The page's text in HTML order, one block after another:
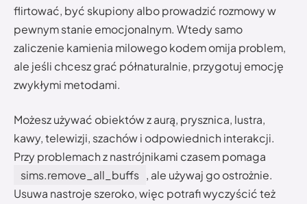
flirtować, być skupiony albo prowadzić rozmowy w
pewnym stanie emocjonalnym. Wtedy samo
zaliczenie kamienia milowego kodem omija problem,
ale jeśli chcesz grać półnaturalnie, przygotuj emocję
zwykłymi metodami.
Możesz używać obiektów z aurą, prysznica, lustra,
kawy, telewizji, szachów i odpowiednich interakcji.
Przy problemach z nastrójnikami czasem pomaga
sims.remove_all_buffs , ale używaj go ostrożnie.
Usuwa nastroje szeroko, więc potrafi wyczyścić też